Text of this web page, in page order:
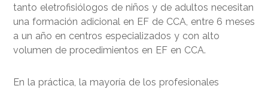
tanto eletrofisiólogos de niños y de adultos necesitan
una formación adicional en EF de CCA, entre 6 meses
a un año en centros especializados y con alto
volumen de procedimientos en EF en CCA.
En la práctica, la mayoría de los profesionales